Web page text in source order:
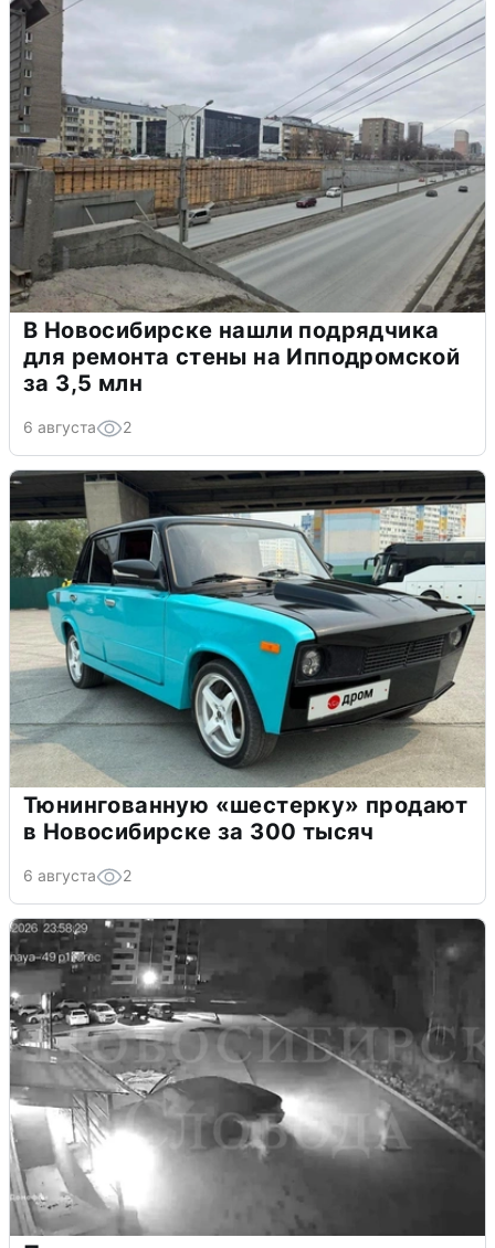
В Новосибирске нашли подрядчика
для ремонта стены на Ипподромской
за 3,5 млн
6 августа 2
Тюнингованную «шестерку» продают
в Новосибирске за 300 тысяч
6 августа 2